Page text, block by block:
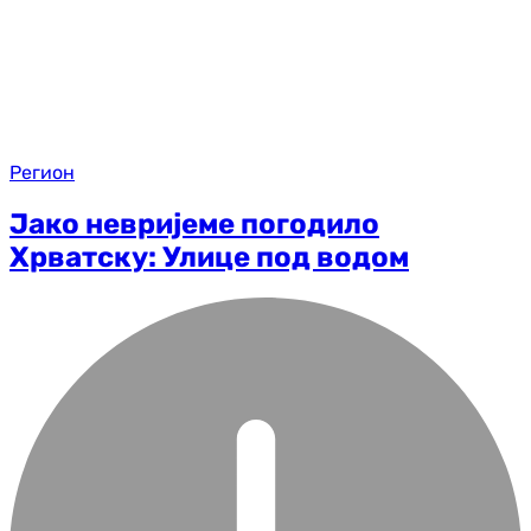
Регион
Јако невријеме погодило
Хрватску: Улице под водом